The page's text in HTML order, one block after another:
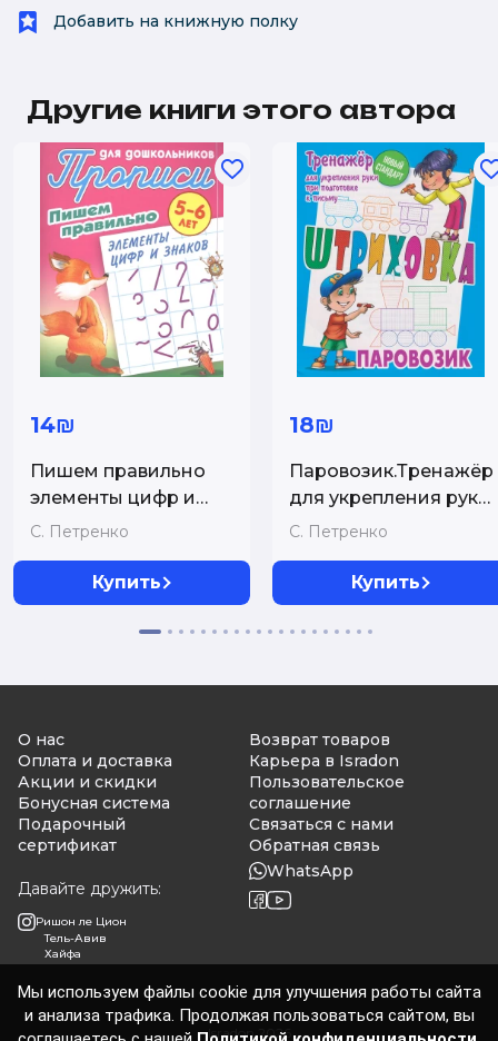
Добавить на книжную полку
Другие книги этого автора
14₪
Пишем правильно
элементы цифр и
знаков
С. Петренко
Купить
18₪
Паровозик.Тренажёр
для укрепления руки
при подготовке к
С. Петренко
Купить
О нас
Оплата и доставка
Акции и скидки
Бонусная система
Подарочный
сертификат
Давайте дружить:
Ришон ле Цион
Тель-Авив
Хайфа
Возврат товаров
Карьера в Isradon
Пользовательское
соглашение
Связаться с нами
Обратная связь
WhatsApp
Isradon 2026
Мы используем файлы cookie для улучшения работы сайта
и анализа трафика. Продолжая пользоваться сайтом, вы